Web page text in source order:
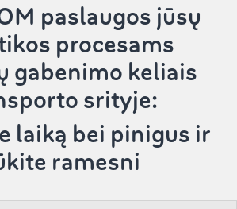
paslaugos jūsų
procesams
gabenimo keliais
srityje:
laiką bei pinigus ir
ramesni